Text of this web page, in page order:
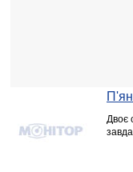
Двоє